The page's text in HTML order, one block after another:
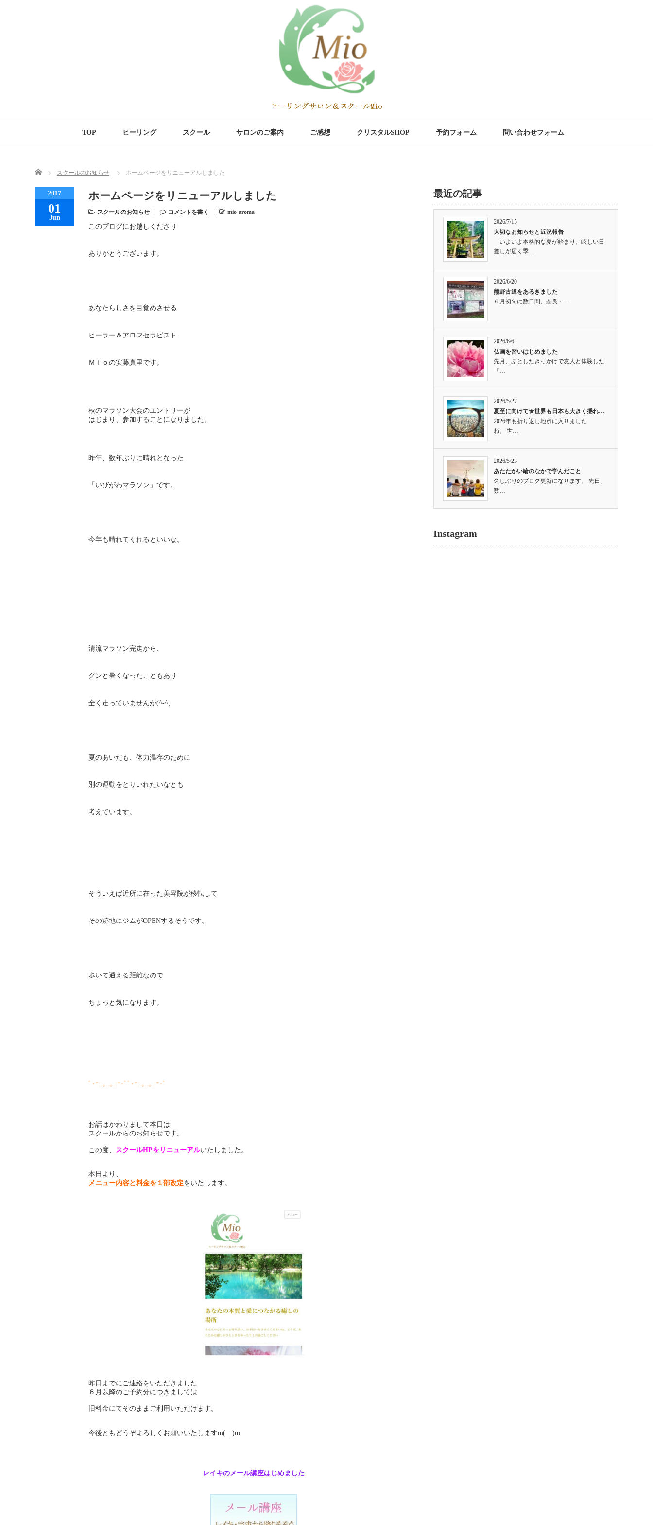
TOP ヒーリング スクール サロンのご案内 ご感想 クリスタルSHOP 予約フォーム 問い合わせフォーム
Home スクールのお知らせ ホームページをリニューアルしました
2017
01
Jun
ホームページをリニューアルしました
スクールのお知らせ コメントを書く mio-aroma
このブログにお越しくださり
ありがとうございます。
あなたらしさを目覚めさせる
ヒーラー＆アロマセラピスト
Ｍｉｏの安藤真里です。
秋のマラソン大会のエントリーが
はじまり、参加することになりました。
昨年、数年ぶりに晴れとなった
「いびがわマラソン」です。
今年も晴れてくれるといいな。
清流マラソン完走から、
グンと暑くなったこともあり
全く走っていませんが(^-^;
夏のあいだも、体力温存のために
別の運動をとりいれたいなとも
考えています。
そういえば近所に在った美容院が移転して
その跡地にジムがOPENするそうです。
歩いて通える距離なので
ちょっと気になります。
ﾟ･*:.｡..｡.:*･ﾟﾟ･*:.｡..｡.:*･ﾟ
お話はかわりまして本日は
スクールからのお知らせです。
この度、 スクールHPをリニューアルいたしました。
本日より、
メニュー内容と料金を１部改定をいたします。
昨日までにご連絡をいただきました
６月以降のご予約分につきましては
旧料金にてそのままご利用いただけます。
今後ともどうぞよろしくお願いいたしますm(__)m
レイキのメール講座はじめました
最近の記事
2026/7/15
大切なお知らせと近況報告
いよいよ本格的な夏が始まり、眩しい日
差しが届く季…
2026/6/20
熊野古道をあるきました
６月初旬に数日間、奈良・…
2026/6/6
仏画を習いはじめました
先月、ふとしたきっかけで友人と体験した
「…
2026/5/27
夏至に向けて★世界も日本も大きく揺れ…
2026年も折り返し地点に入りました
ね。 世…
2026/5/23
あたたかい輪のなかで学んだこと
久しぶりのブログ更新になります。 先日、
数…
Instagram